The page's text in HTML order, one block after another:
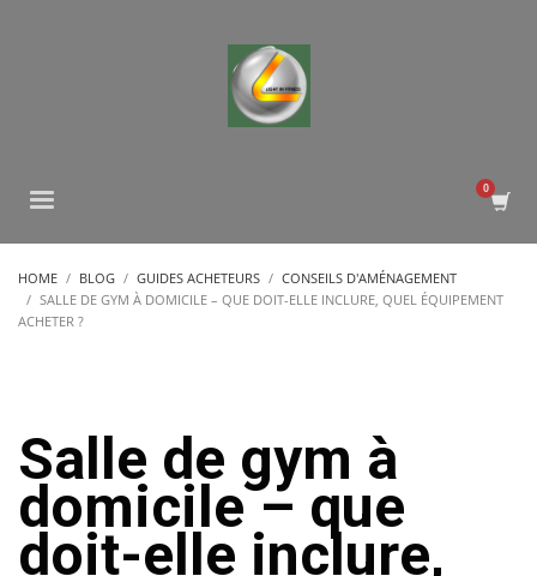
HOME BLOG GUIDES ACHETEURS
CONSEILS D'AMÉNAGEMENT
SALLE DE GYM À DOMICILE – QUE DOIT-ELLE INCLURE, QUEL ÉQUIPEMENT
ACHETER ?
Salle de gym à
domicile – que
doit-elle inclure,